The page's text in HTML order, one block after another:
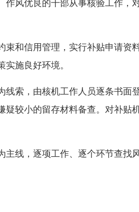
作风优良的干部从事核验工作
束和信用管理，实行补贴申请
施良好环境。
线索，由核机工作人员逐条书
较小的留存材料备查。对补贴
线，逐项工作、逐个环节查找